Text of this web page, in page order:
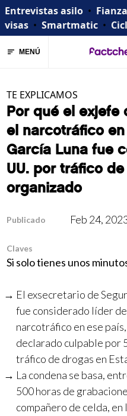
Entrevistas asilo • Fianza
visas • Smartmatic •
MENÚ
TE EXPLICAMOS
Por qué el exjefe
el narcotráfico
García Luna fue
UU. por tráfico
organizado
Publicado Feb 24,
Claves
Si solo tienes unos
El exsecretario de
fue considerado líder
narcotráfico en ese
declarado culpable por
tráfico de drogas en
La condena se basa,
500 horas de
compañero de celda, en